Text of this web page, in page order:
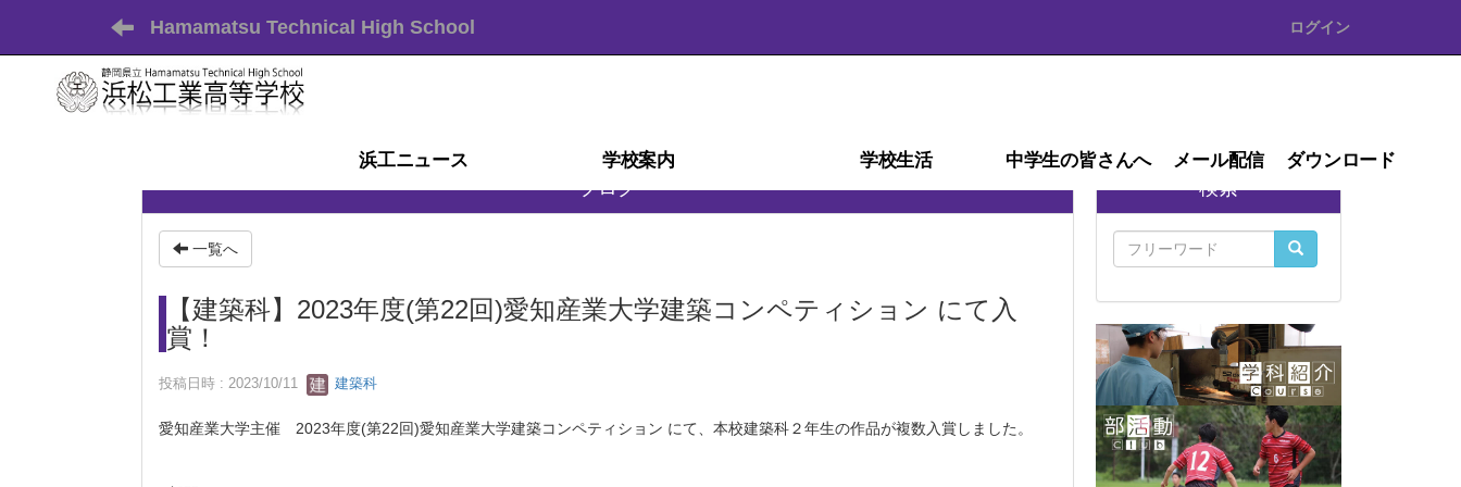
Hamamatsu Technical High School ログイン
浜工ニュース 学校案内
学校紹介
学校経営計画(学校自己評価)
スクール・ミッション
スクール・ポリシー
部活動ガイドライン
沿革・校歌
アクセス
学校生活 中学生の皆さんへ メール配信 ダウンロード
ブログ
一覧へ
【建築科】2023年度(第22回)愛知産業大学建築コンペティション にて入
賞！
投稿日時 : 2023/10/11 建築科
愛知産業大学主催 2023年度(第22回)愛知産業大学建築コンペティション にて、本校建築科２年生の作品が複数入賞しました。
検索